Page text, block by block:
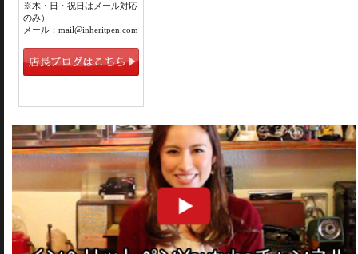
※木・日・祝日はメール対応
のみ）
メール：mail@inheritpen.com